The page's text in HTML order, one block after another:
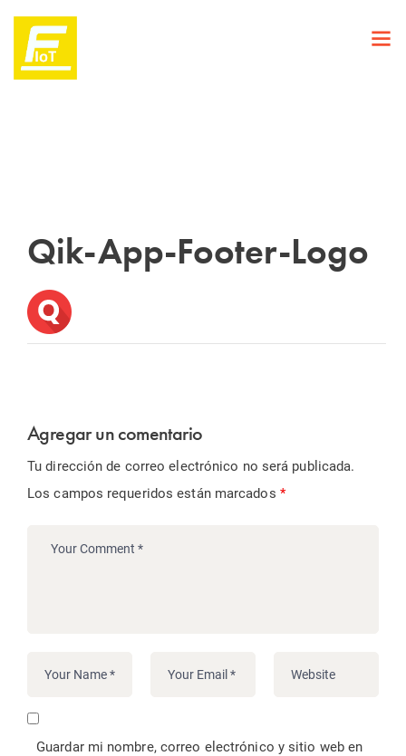
Qik-App-Footer-Logo
Agregar un comentario
Tu dirección de correo electrónico no será publicada.
Los campos requeridos están marcados *
Guardar mi nombre, correo electrónico y sitio web en